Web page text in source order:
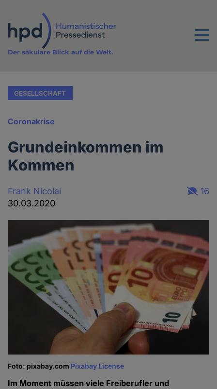
Inhalt
Menu
Der säkulare Blick auf die Welt.
GESELLSCHAFT
Coronakrise
Grundeinkommen im
Kommen
Frank Nicolai
30.03.2020
16
Foto: pixabay.com Pixabay License
Im Moment müssen viele Freiberufler und